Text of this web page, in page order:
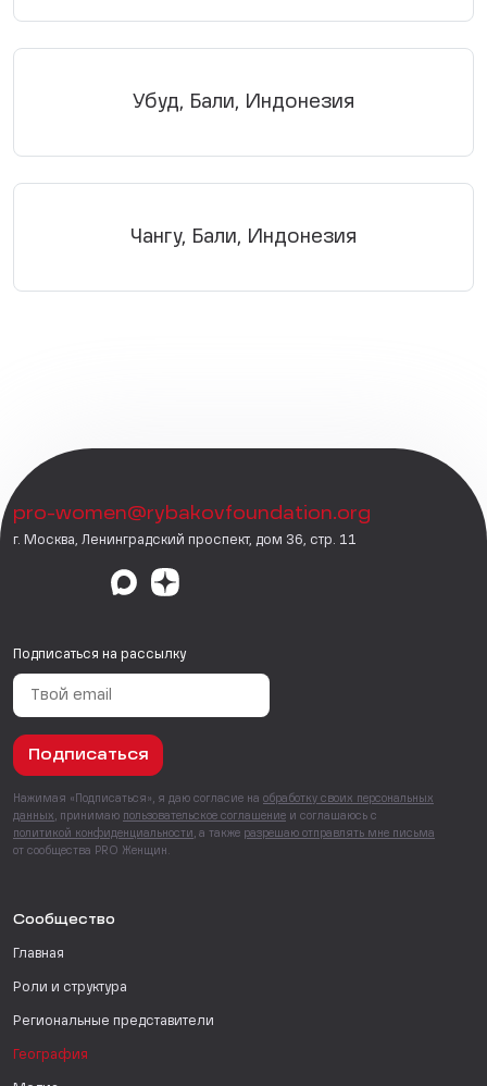
Убуд, Бали, Индонезия
Чангу, Бали, Индонезия
pro-women@rybakovfoundation.org
г. Москва, Ленинградский проспект, дом 36, стр. 11
Подписаться на рассылку
Подписаться
Нажимая «Подписаться», я даю согласие на обработку своих персональных
данных , принимаю пользовательское соглашение и соглашаюсь с
политикой конфиденциальности , а также разрешаю отправлять мне письма
от сообщества PRO Женщин.
Сообщество
Главная
Роли и структура
Региональные представители
География